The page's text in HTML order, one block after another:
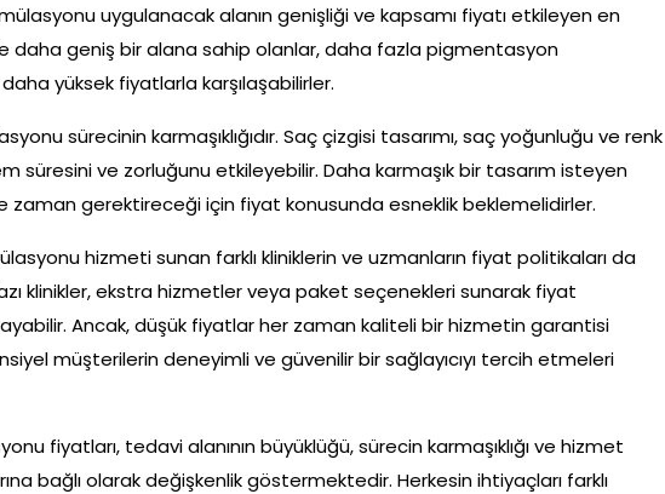
uygulanacak alanın genişliği ve kapsamı fiyatı etkileyen en
daha geniş bir alana sahip olanlar, daha fazla pigmentasyon
yüksek fiyatlarla karşılaşabilirler.
sürecinin karmaşıklığıdır. Saç çizgisi tasarımı, saç yoğunluğu ve renk
süresini ve zorluğunu etkileyebilir. Daha karmaşık bir tasarım isteyen
zaman gerektireceği için fiyat konusunda esneklik beklemelidirler.
hizmeti sunan farklı kliniklerin ve uzmanların fiyat politikaları da
klinikler, ekstra hizmetler veya paket seçenekleri sunarak fiyat
Ancak, düşük fiyatlar her zaman kaliteli bir hizmetin garantisi
müşterilerin deneyimli ve güvenilir bir sağlayıcıyı tercih etmeleri
fiyatları, tedavi alanının büyüklüğü, sürecin karmaşıklığı ve hizmet
bağlı olarak değişkenlik göstermektedir. Herkesin ihtiyaçları farklı